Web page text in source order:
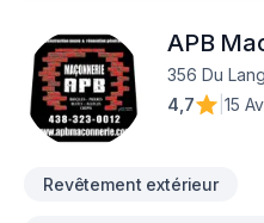
centré sur vos besoins et vos
APB
356 Du
4,7
15
Revêtement extérieur